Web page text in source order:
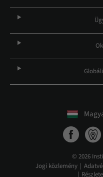
© 2026
Jogi közlemény